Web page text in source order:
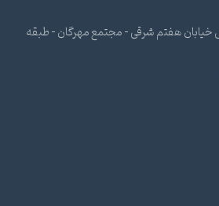
خیابان هفتم شرقی - مجتمع مهرگان - طبقه